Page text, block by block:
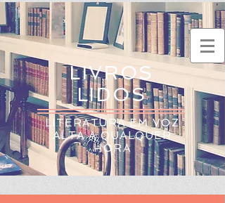
LIVROS
LIDOS
LITERATURA EM VOZ
ALTA A QUALQUER
HORA